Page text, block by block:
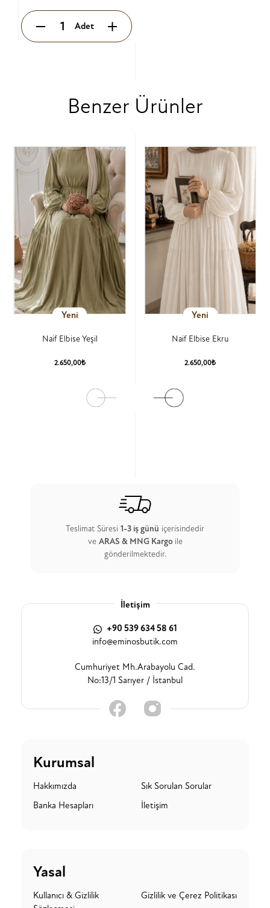
Adet
Benzer Ürünler
Yeni
Naif Elbise Yeşil
2.650,00₺
Yeni
Naif Elbise Ekru
2.650,00₺
Teslimat Süresi 1-3 iş günü içerisindedir
ve ARAS & MNG Kargo ile
gönderilmektedir.
İletişim
+90 539 634 58 61
info@eminosbutik.com
Cumhuriyet Mh.Arabayolu Cad.
No:13/1 Sarıyer / İstanbul
Kurumsal
Hakkımızda
Sık Sorulan Sorular
Banka Hesapları
İletişim
Yasal
Kullanıcı & Gizlilik
Gizlilik ve Çerez Politikası